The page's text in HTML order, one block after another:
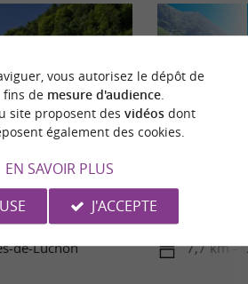
les eaux les
font peau
de-Luchon 7,7 km -
vous autorisez le dépôt de
fins de mesure d'audience.
site proposent des vidéosdont
également des cookies.
EN SAVOIR PLUS
J'ACCEPTE